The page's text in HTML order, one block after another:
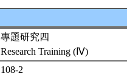
專題研究四
Research Training (Ⅳ)
108-2